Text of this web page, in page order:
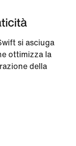
si asciuga
ottimizza la
della